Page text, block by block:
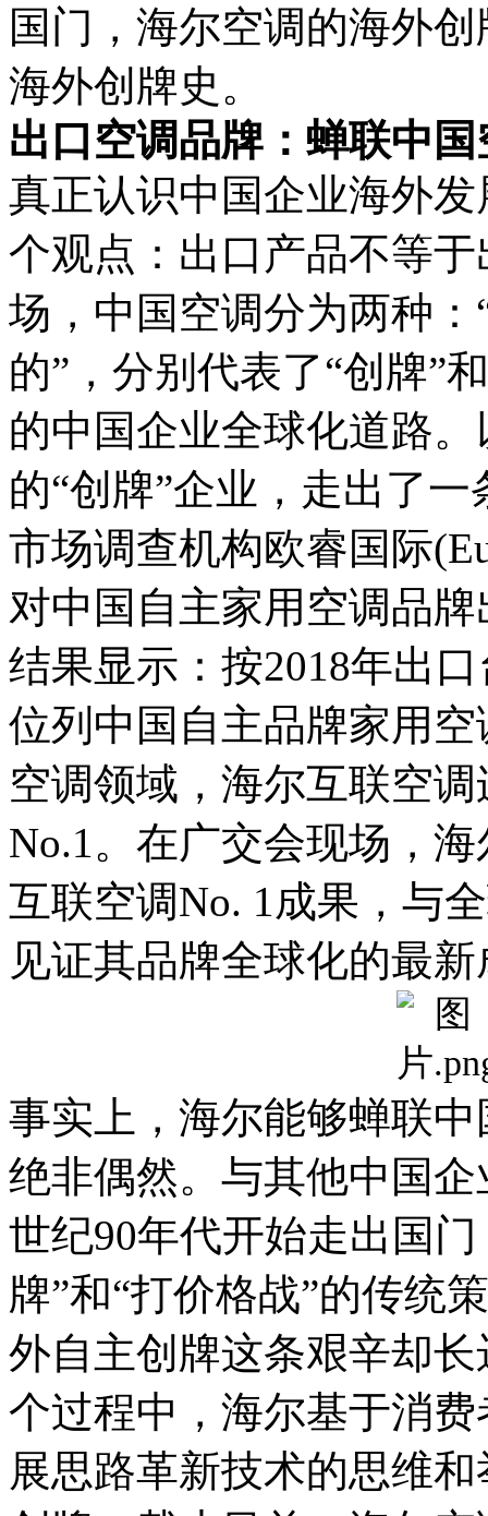
国门，海尔空调的海外
海外创牌史。
出口空调品牌：蝉联中
真正认识中国企业海外
个观点：出口产品不等
场，中国空调分为两种：
的”，分别代表了“创牌”
的中国企业全球化道路
的“创牌”企业，走出了
市场调查机构欧睿国际
对中国自主家用空调品
结果显示：按2018年出
位列中国自主品牌家用
空调领域，海尔互联空
No.1。在广交会现场，
互联空调No. 1成果，与
见证其品牌全球化的最
事实上，海尔能够蝉联
绝非偶然。与其他中国
世纪90年代开始走出国
牌”和“打价格战”的传统
外自主创牌这条艰辛却
个过程中，海尔基于消
展思路革新技术的思维